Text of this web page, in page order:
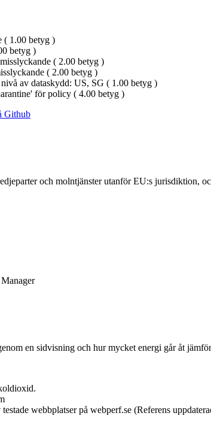
( 1.00 betyg )
betyg )
( 2.00 betyg )
( 2.00 betyg )
av dataskydd: US, SG ( 1.00 betyg )
för policy ( 4.00 betyg )
Github
och molntjänster utanför EU:s jurisdiktion,
en sidvisning och hur mycket energi går åt
webbplatser på webperf.se (Referens